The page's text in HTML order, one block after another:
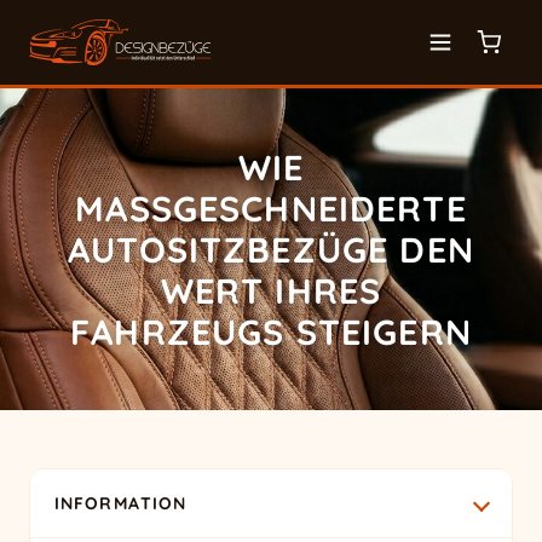
WIE
MASSGESCHNEIDERTE A
UTOSITZBEZÜGE DEN W
ERT IHRES F
AHRZEUGS STEIGERN
INFORMATION